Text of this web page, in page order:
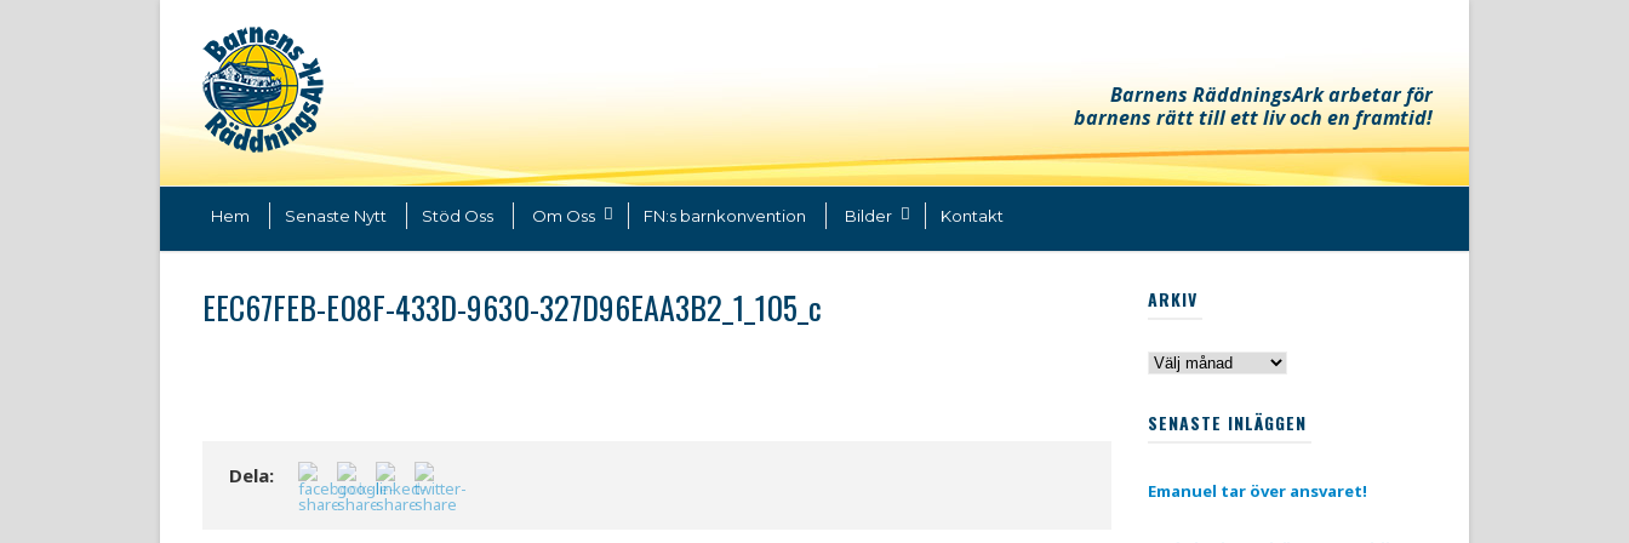
Barnens RäddningsArk arbetar för
barnens rätt till ett liv och en framtid!
Hem Senaste Nytt Stöd Oss Om Oss FN:s barnkonvention Bilder Kontakt
EEC67FEB-E08F-433D-9630-327D96EAA3B2_1_105_c
Dela:
ARKIV
Arkiv
SENASTE INLÄGGEN
Emanuel tar över ansvaret!